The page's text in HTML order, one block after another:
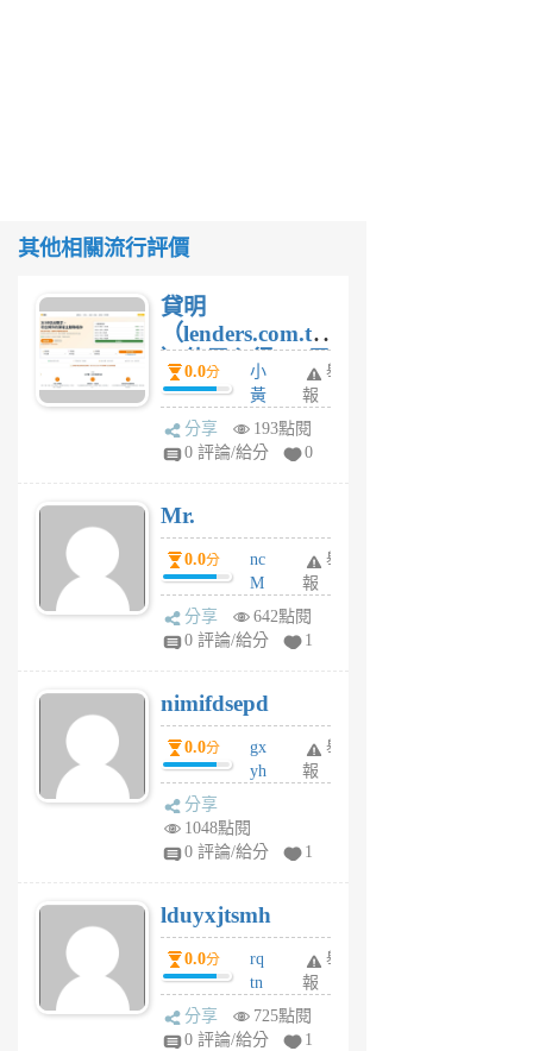
其他相關流行評價
貸明
（lenders.com.tw
）使用心得 — 民
間貸款比較平台
體驗
0.0分
小
黃
蜂
1
舉
報
分享
193點閱
0 評論/給分
0
Mr.
0.0分
nc
M
U
F
U
5
個
月
舉
報
分享
642點閱
0 評論/給分
1
nimifdsepd
0.0分
gx
yh
jl
月
前
舉
報
分享
1048點閱
0 評論/給分
1
lduyxjtsmh
0.0分
rq
tn
jt
gl
舉
報
分享
725點閱
0 評論/給分
1